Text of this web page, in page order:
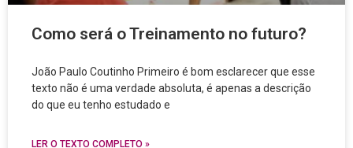
Como será o Treinamento no futuro?
João Paulo Coutinho Primeiro é bom esclarecer que esse
texto não é uma verdade absoluta, é apenas a descrição
do que eu tenho estudado e
LER O TEXTO COMPLETO »